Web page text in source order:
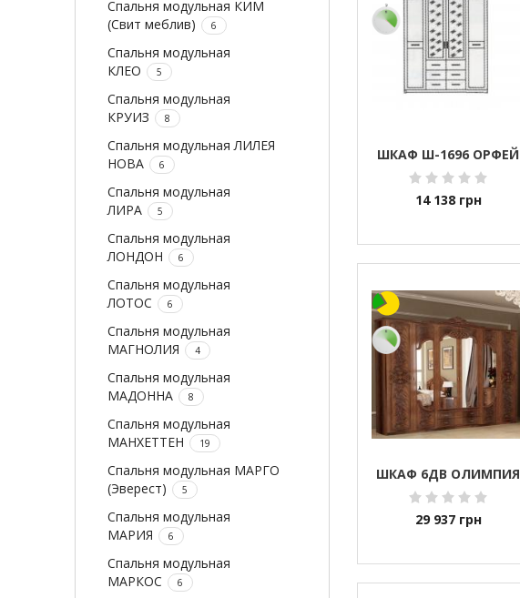
Спальня модульная КИМ
(Свит меблив)
6
Спальня модульная
КЛЕО
5
Спальня модульная
КРУИЗ
8
Спальня модульная ЛИЛЕЯ
НОВА
6
Спальня модульная
ЛИРА
5
Спальня модульная
ЛОНДОН
6
Спальня модульная
ЛОТОС
6
Спальня модульная
МАГНОЛИЯ
4
Спальня модульная
МАДОННА
8
Спальня модульная
МАНХЕТТЕН
19
Спальня модульная МАРГО
(Эверест)
5
Спальня модульная
МАРИЯ
6
Спальня модульная
МАРКОС
6
ШКАФ Ш-1696 ОРФЕЙ
14 138 грн
ШКАФ 6ДВ ОЛИМПИЯ
29 937 грн